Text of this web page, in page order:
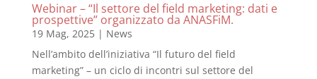
Webinar – “Il settore del field marketing: dati e
prospettive” organizzato da ANASFiM.
19 Mag, 2025| News
Nell’ambito dell’iniziativa “Il futuro del field
marketing” – un ciclo di incontri sul settore del